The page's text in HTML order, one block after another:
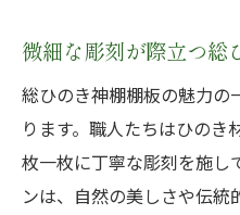
棚板
自然の恵みを感
木目の美しさが
ひのき木目の魅
職人技が引き立
微細な彫刻が際立つ総
総ひのき神棚棚板の魅力の
ります。職人たちはひの
枚一枚に丁寧な彫刻を施し
ンは、自然の美しさや伝